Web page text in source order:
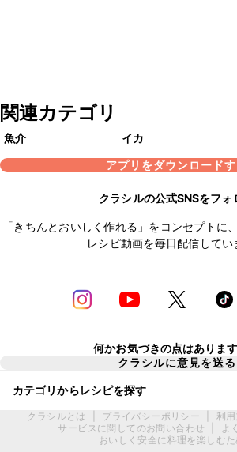
関連カテゴリ
魚介
イカ
アプリをダウンロード
クラシルの公式SNSをフォ
「きちんとおいしく作れる」をコンセプトに
レシピ動画を毎日配信してい
何かお気づきの点はありま
クラシルに意見を送る
カテゴリからレシピを探す
クラシルとは プライバシーポリシー 利
サービスに関してのお問い合わせ
よ
おいしく安全に料理を楽しむた